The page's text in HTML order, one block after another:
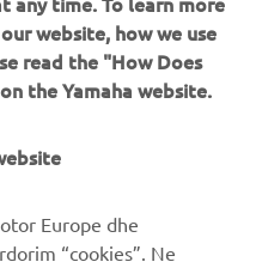
linear conveyor module;
versatile successor to
continue to set the
robotic technologies as
quality and
Yamaha FA Section
website, how we use
read the "How Does
the Yamaha website.
Europe dhe
“cookies”. Ne